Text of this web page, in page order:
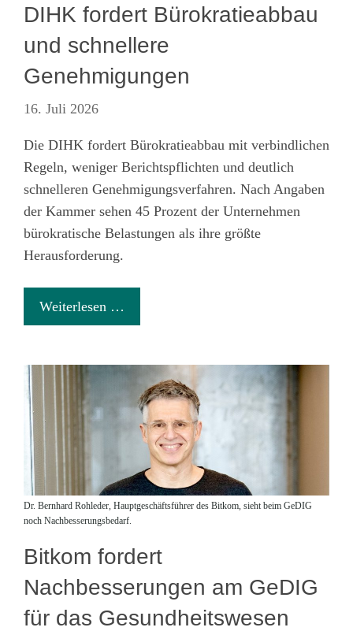
DIHK fordert Bürokratieabbau
und schnellere
Genehmigungen
16. Juli 2026
Die DIHK fordert Bürokratieabbau mit verbindlichen
Regeln, weniger Berichtspflichten und deutlich
schnelleren Genehmigungsverfahren. Nach Angaben
der Kammer sehen 45 Prozent der Unternehmen
bürokratische Belastungen als ihre größte
Herausforderung.
Weiterlesen …
Dr. Bernhard Rohleder, Hauptgeschäftsführer des Bitkom, sieht beim GeDIG
noch Nachbesserungsbedarf.
Bitkom fordert
Nachbesserungen am GeDIG
für das Gesundheitswesen